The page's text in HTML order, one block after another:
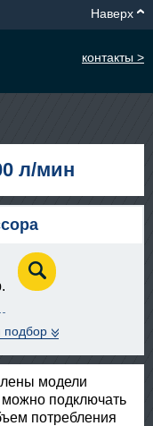
Наверх
контакты >
л/мин
подбор
модели
подключать
потребления